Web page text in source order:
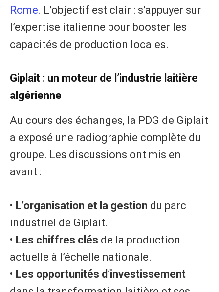
Rome. L’objectif est clair : s’appuyer sur
l’expertise italienne pour booster les
capacités de production locales.
​Giplait : un moteur de l’industrie laitière
algérienne
​Au cours des échanges, la PDG de Giplait
a exposé une radiographie complète du
groupe. Les discussions ont mis en
avant :
• ​ L’organisation et la gestion du parc
industriel de Giplait.
• ​ Les chiffres clés de la production
actuelle à l’échelle nationale.
• ​ Les opportunités d’investissement